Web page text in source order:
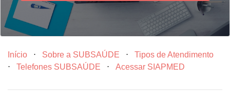
Início ⋅ Sobre a SUBSAÚDE ⋅
Tipos de Atendimento
⋅
Telefones SUBSAÚDE ⋅ Acessar SIAPMED